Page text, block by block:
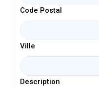
Code Postal
Ville
Description